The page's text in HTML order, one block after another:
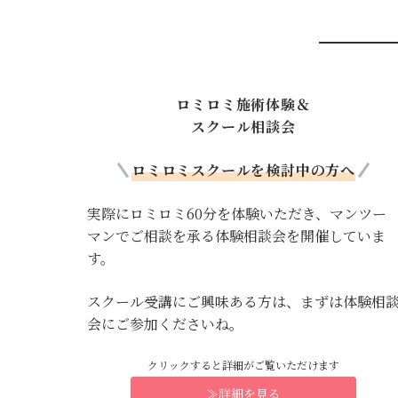
ロミロミ施術体験＆
スクール相談会
ロミロミスクールを検討中の方へ
実際にロミロミ60分を体験いただき、マンツー
マンでご相談を承る体験相談会を開催していま
す。
スクール受講にご興味ある方は、まずは体験相
会にご参加くださいね。
クリックすると詳細がご覧いただけます
≫詳細を見る